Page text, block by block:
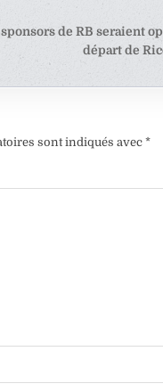
de RB seraient
départ de
sont indiqués avec *